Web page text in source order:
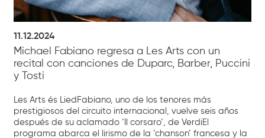
11.12.2024
Michael Fabiano regresa a Les Arts con un
recital con canciones de Duparc, Barber, Puccini
y Tosti
Les Arts és LiedFabiano, uno de los tenores más
prestigiosos del circuito internacional, vuelve seis años
después de su aclamado ‘Il corsaro’, de VerdiEl
programa abarca el lirismo de la ‘chanson’ francesa y la